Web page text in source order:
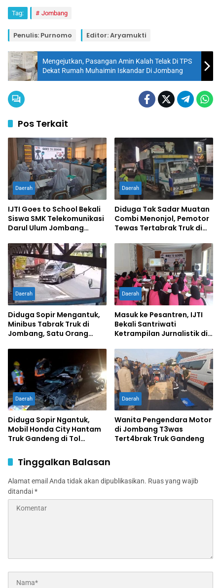
Tag: Jombang
Penulis: Purnomo Editor: Aryamukti
Mengejutkan, Pasangan Amin Kalah Telak Di TPS
Dekat Rumah Muhaimin Iskandar Di Jombang
Pos Terkait
Daerah
IJTI Goes to School Bekali
Siswa SMK Telekomunikasi
Darul Ulum Jombang
Daerah
Diduga Tak Sadar Muatan
Combi Menonjol, Pemotor
Tewas Tertabrak Truk di
Daerah
Diduga Sopir Mengantuk,
Minibus Tabrak Truk di
Jombang, Satu Orang
Daerah
Masuk ke Pesantren, IJTI
Bekali Santriwati
Ketrampilan Jurnalistik di
Tambakberas Jombang
Daerah
Diduga Sopir Ngantuk,
Mobil Honda City Hantam
Truk Gandeng di Tol
Sopir Luka Berat
Daerah
Wanita Pengendara Motor
di Jombang T3was
Tert4brak Truk Gandeng
Tinggalkan Balasan
Alamat email Anda tidak akan dipublikasikan. Ruas yang wajib
ditandai*